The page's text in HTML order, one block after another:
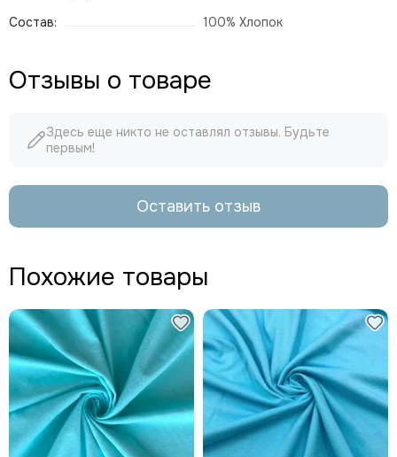
Состав:
100% Хлопок
Отзывы о товаре
Здесь еще никто не оставлял отзывы. Будьте
первым!
Оставить отзыв
Похожие товары